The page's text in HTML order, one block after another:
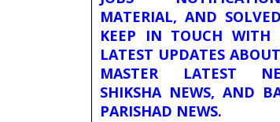
MATERIAL, AND
KEEP IN TOUCH WITH
LATEST UPDATES
MASTER LATEST
SHIKSHA NEWS, AND
PARISHAD NEWS.